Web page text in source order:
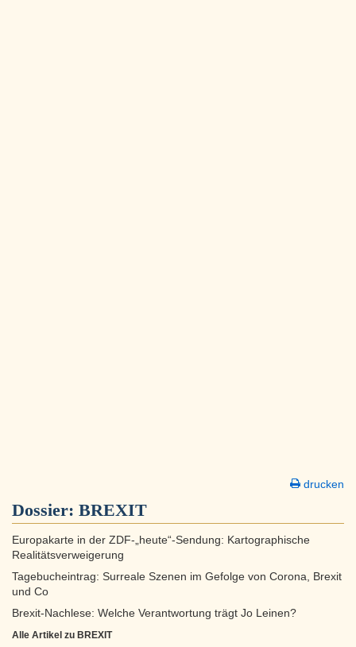
drucken
Dossier: BREXIT
Europakarte in der ZDF-„heute“-Sendung: Kartographische
Realitätsverweigerung
Tagebucheintrag: Surreale Szenen im Gefolge von Corona, Brexit
und Co
Brexit-Nachlese: Welche Verantwortung trägt Jo Leinen?
Alle Artikel zu BREXIT